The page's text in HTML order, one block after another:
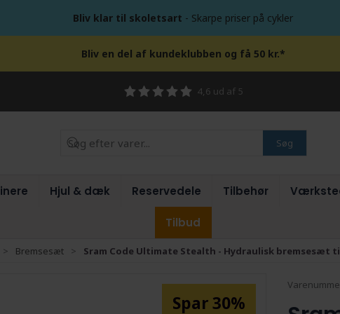
Bliv klar til skoletsart - Skarpe priser på cykler
Bliv en del af kundeklubben og få 50 kr.*
4,6 ud af 5
Søg
Hjul & dæk Reservedele Tilbehør
Tilbud
Bremsesæt Sram Code Ultimate Stealth - Hydraulisk bremsesæt
Spar 30%